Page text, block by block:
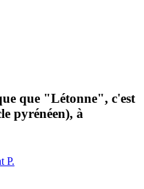
que "Létonne", c'est
pyrénéen), à
P.